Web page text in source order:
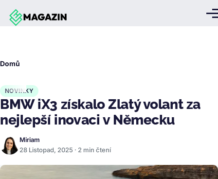
Přejít k hlavnímu obsahu
Domů
NOVINKY
BMW iX3 získalo Zlatý volant za
nejlepší inovaci v Německu
Miriam
28 Listopad, 2025 · 2 min čtení